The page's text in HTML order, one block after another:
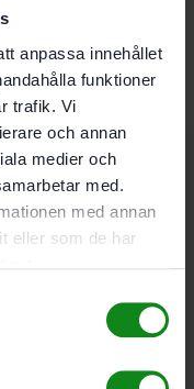
anpassa innehållet
funktioner
trafik. Vi
och annan
medier och
med.
med annan
eller som de har
för
SYS3 M